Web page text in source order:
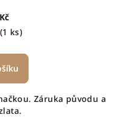
(1 ks)
Záruka původu a